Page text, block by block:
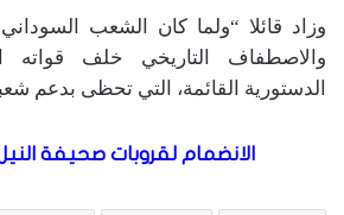
وزاد قائلا “ولما كان الشعب
والاصطفاف التاريخي خلف قواته
الدستورية القائمة، التي تحظى بدعم
الانضمام لقروبات صحيفة النيل